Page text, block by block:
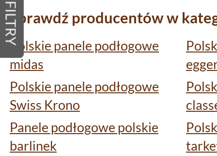
FILTRYSprawdź producentów w
Polskie panele podłogowe
midas
Polskie panele podłogowe
Swiss Krono
Panele podłogowe polskie
barlinek